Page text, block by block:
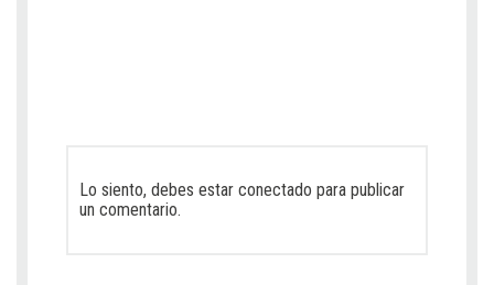
Lo siento, debes estar conectado para publicar
un comentario.